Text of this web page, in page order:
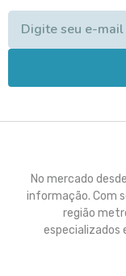
No mercado
informação. Com
região
especializados